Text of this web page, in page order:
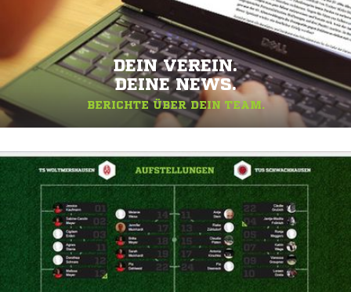
DEIN VEREIN.
DEINE NEWS.
BERICHTE ÜBER DEIN TEAM.